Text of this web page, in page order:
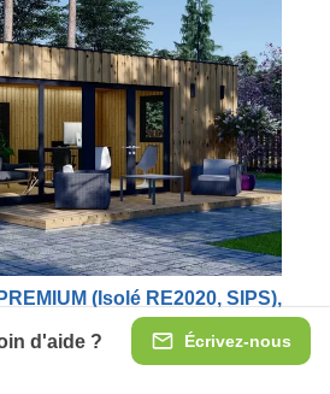
Écrivez-nous
d'aide ?
(Isolé RE2020, SIPS),